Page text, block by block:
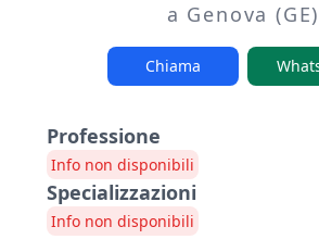
a Genova (GE)
Chiama
Professione
Info non disponibili
Specializzazioni
Info non disponibili